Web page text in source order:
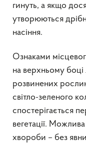
гинуть, а якщо
утворюються
насіння.
Ознаками
на верхньому боці
розвинених
світло-зеленого
спостерігається
вегетації.
хвороби – без